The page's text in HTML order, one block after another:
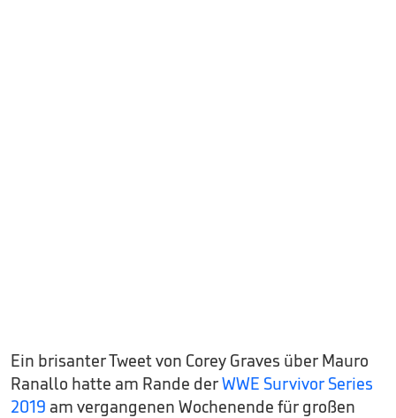
Ein brisanter Tweet von Corey Graves über Mauro
Ranallo hatte am Rande derWWE Survivor Series
2019 am vergangenen Wochenende für großen